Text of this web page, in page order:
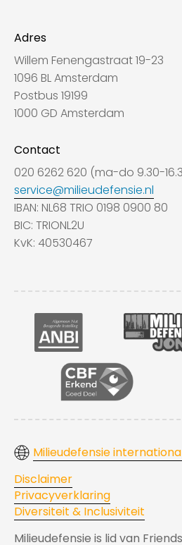
Adres
Willem Fenengastraat 19-23
1096 BL Amsterdam
Postbus 19199
1000 GD Amsterdam
Contact
020 6262 620 (ma-do 9.30-
service@milieudefensie.nl
IBAN: NL68 TRIO 0198 0900 80
BIC: TRIONL2U
KvK: 40530467
Milieudefensie
Disclaimer
Privacyverklaring
Diversiteit & Inclusiviteit
Milieudefensie is lid van